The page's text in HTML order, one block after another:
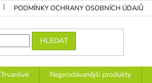
PODMÍNKY OCHRANY OSOBNÍCH ÚDAJŮ
HLEDAT
Trvanlivé Nejprodávanější produkty